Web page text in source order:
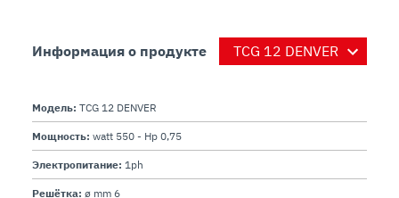
Информация о продукте
Модель: TCG 12 DENVER
Мощность: watt 550 - Hp 0,75
Электропитание: 1ph
Решётка: ø mm 6